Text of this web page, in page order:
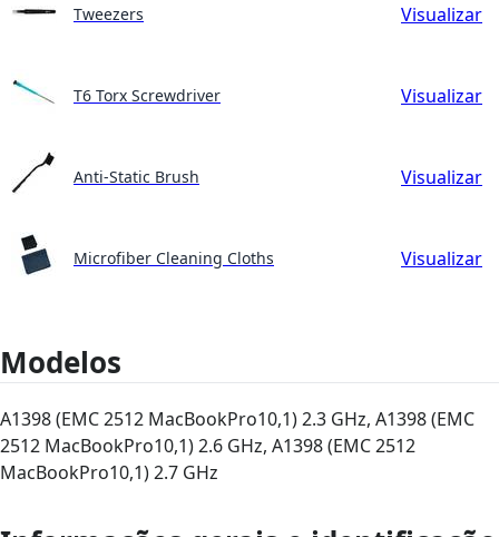
Tweezers Visualizar
T6 Torx Screwdriver Visualizar
Anti-Static Brush Visualizar
Microfiber Cleaning Cloths Visualizar
Modelos
A1398 (EMC 2512 MacBookPro10,1) 2.3 GHz, A1398 (EMC
2512 MacBookPro10,1) 2.6 GHz, A1398 (EMC 2512
MacBookPro10,1) 2.7 GHz